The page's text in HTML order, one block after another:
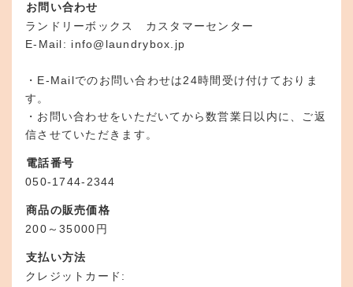
お問い合わせ
ランドリーボックス カスタマーセンター
E-Mail: info@laundrybox.jp
・E-Mailでのお問い合わせは24時間受け付けておりま
す。
・お問い合わせをいただいてから数営業日以内に、ご返
信させていただきます。
電話番号
050-1744-2344
商品の販売価格
200～35000円
支払い方法
クレジットカード: